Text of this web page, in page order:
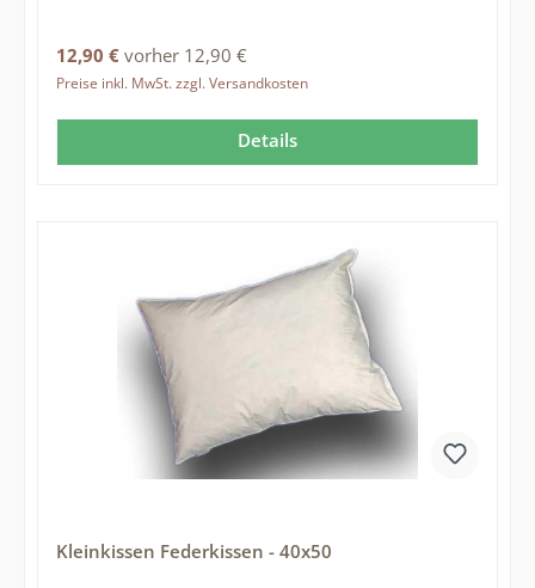
Regulärer Preis:
12,90 € vorher 12,90 €
Preise inkl. MwSt. zzgl. Versandkosten
Details
Kleinkissen Federkissen - 40x50